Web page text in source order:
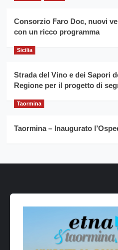
Consorzio Faro Doc, nuovi
con un ricco programma
Sicilia
Strada del Vino e dei Sapori
Regione per il progetto di
Taormina
Taormina – Inaugurato